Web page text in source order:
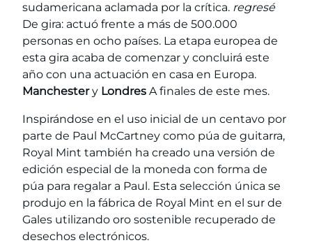
sudamericana aclamada por la crítica. regresé
De gira: actuó frente a más de 500.000
personas en ocho países. La etapa europea de
esta gira acaba de comenzar y concluirá este
año con una actuación en casa en Europa.
Manchestery Londres A finales de este mes.
Inspirándose en el uso inicial de un centavo por
parte de Paul McCartney como púa de guitarra,
Royal Mint también ha creado una versión de
edición especial de la moneda con forma de
púa para regalar a Paul. Esta selección única se
produjo en la fábrica de Royal Mint en el sur de
Gales utilizando oro sostenible recuperado de
desechos electrónicos.